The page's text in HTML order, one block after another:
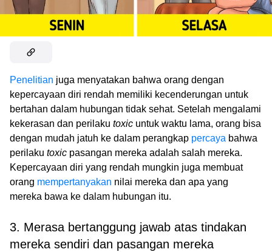
Penelitian juga menyatakan bahwa orang dengan
kepercayaan diri rendah memiliki kecenderungan untuk
bertahan dalam hubungan tidak sehat. Setelah mengalami
kekerasan dan perilaku toxic untuk waktu lama, orang bisa
dengan mudah jatuh ke dalam perangkap percaya bahwa
perilaku toxic pasangan mereka adalah salah mereka.
Kepercayaan diri yang rendah mungkin juga membuat
orang mempertanyakan nilai mereka dan apa yang
mereka bawa ke dalam hubungan itu.
3. Merasa bertanggung jawab atas tindakan
mereka sendiri dan pasangan mereka